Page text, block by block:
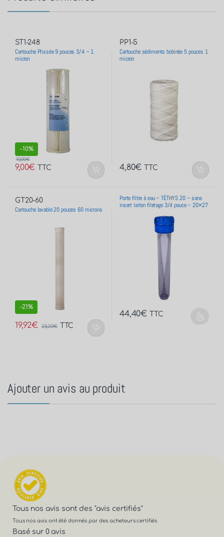
ST1-248
Cartouche Plissée 9 pouces 3/4 – 1
micron
-10%
9,00€
10,00€
TTC
PP1-5
Cartouche sédiments bobinée 5 pouces 1
micron
4,80€ TTC
GT20-60
Cartouche lavable 20 pouces 60 microns
-21%
19,92€ 25,20€ TTC
Porte filtre à eau – TÉTHYS 20 – sans
insert laiton filetage 3/4 pouce – 20×27
44,40€ TTC
Ajouter un avis au produit
Tous nos avis sont des "avis certifiés"
Tous nos avis ont été donnés par des acheteurs certifiés
Basé sur 0 avis